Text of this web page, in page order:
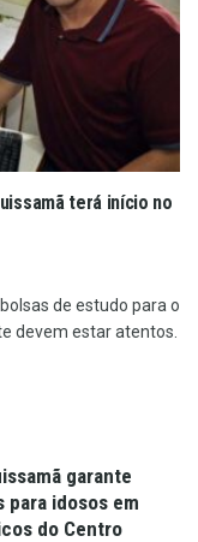
terá início no
de estudo para o
devem estar atentos.
garante
para idosos em
do Centro